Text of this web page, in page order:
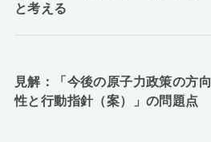
と考える
見解：「今後の原子力政策の方向
性と行動指針（案）」の問題点